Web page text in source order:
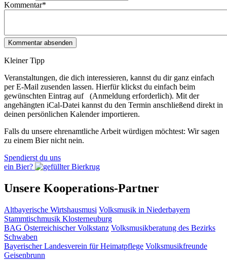
Kommentar*
Kleiner Tipp
Veranstaltungen, die dich interessieren, kannst du dir ganz einfach
per E‑Mail zusenden lassen. Hierfür klickst du einfach beim
gewünschten Eintrag auf
(Anmeldung erforderlich). Mit der
angehängten iCal-Datei kannst du den Termin anschließend direkt in
deinen persönlichen Kalender importieren.
Falls du unsere ehrenamtliche Arbeit würdigen möchtest: Wir sagen
zu einem Bier nicht nein.
Spendierst du uns
ein Bier?
Unsere Kooperations-Partner
Altbayerische Wirtshausmusi Volksmusik in Niederbayern
Stammtischmusik Klosterneuburg
BAG Österreichischer Volkstanz Volksmusikberatung des Bezirks
Schwaben
Bayerischer Landesverein für Heimatpflege Volksmusikfreunde
Geisenbrunn